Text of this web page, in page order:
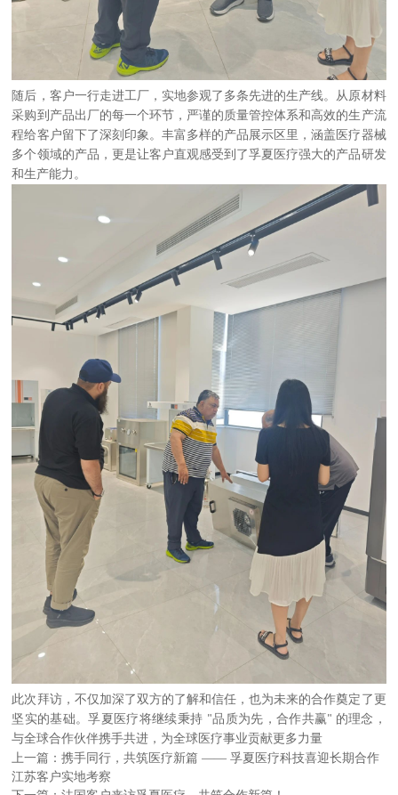
随后，客户一行走进工厂，实地参观了多条先进的生产线。从原材料
采购到产品出厂的每一个环节，严谨的质量管控体系和高效的生产流
程给客户留下了深刻印象。丰富多样的产品展示区里，涵盖医疗器械
多个领域的产品，更是让客户直观感受到了孚夏医疗强大的产品研发
和生产能力。
此次拜访，不仅加深了双方的了解和信任，也为未来的合作奠定了更
坚实的基础。孚夏医疗将继续秉持 "品质为先，合作共赢 " 的理念，
与全球合作伙伴携手共进，为全球医疗事业贡献更多力量
上一篇：携手同行，共筑医疗新篇 —— 孚夏医疗科技喜迎长期合作
江苏客户实地考察